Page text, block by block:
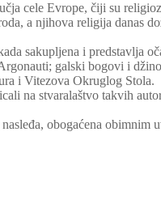
cele Evrope, čiji su
a njihova religija danas
sakupljena i predstavlja
galski bogovi i
i Vitezova Okruglog Stola.
na stvaralaštvo takvih
obogaćena